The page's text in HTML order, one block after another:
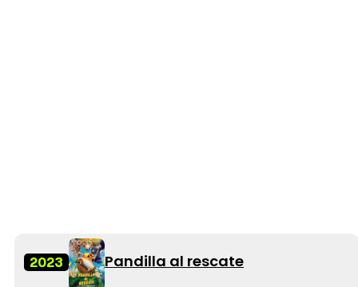
2023 Pandilla al rescate